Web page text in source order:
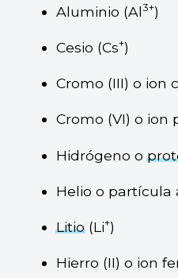
Aluminio (Al3+)
Cesio (Cs+)
Cromo (III) o ion
Cromo (VI) o ion
Hidrógeno o
Helio o partícula
Litio(Li+)
Hierro (II) o ion